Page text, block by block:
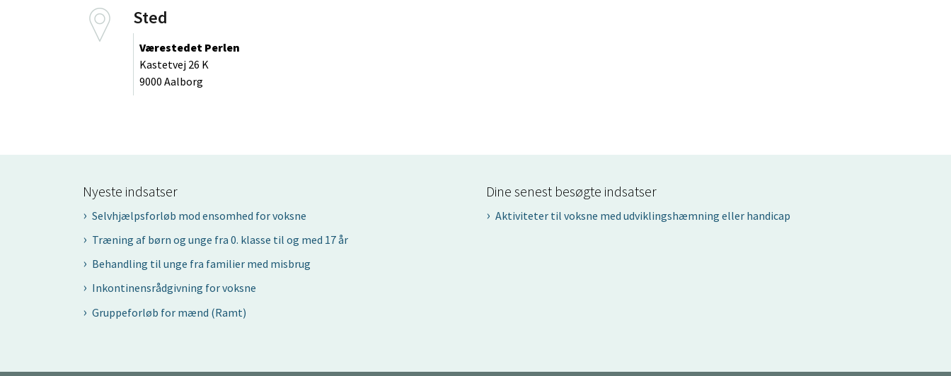
Sted
Værestedet Perlen
Kastetvej 26 K
9000 Aalborg
Nyeste indsatser
Selvhjælpsforløb mod ensomhed for voksne
Træning af børn og unge fra 0. klasse til og med 17 år
Behandling til unge fra familier med misbrug
Inkontinensrådgivning for voksne
Gruppeforløb for mænd (Ramt)
Dine senest besøgte indsatser
Aktiviteter til voksne med udviklingshæmning eller handicap